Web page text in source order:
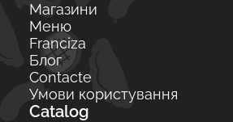
Магазини
Меню
Franciza
Блог
Contacte
Умови користування
Catalog